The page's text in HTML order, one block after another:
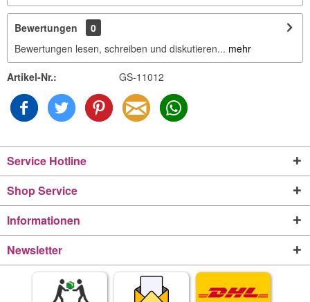
Bewertungen
0
Bewertungen lesen, schreiben und diskutieren... mehr
Artikel-Nr.: GS-11012
Service Hotline
Shop Service
Informationen
Newsletter